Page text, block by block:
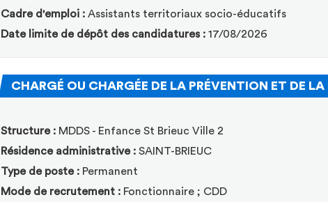
Cadre d'emploi : Assistants territoriaux socio-éducatifs
Date limite de dépôt des candidatures : 17/08/2026
CHARGÉ OU CHARGÉE DE LA PRÉVENTION ET DE
Structure : MDDS - Enfance St Brieuc Ville 2
Résidence administrative : SAINT-BRIEUC
Type de poste : Permanent
Mode de recrutement : Fonctionnaire ; CDD